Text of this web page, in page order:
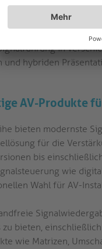
mit hoher
sowohl
wählbarem CEC-
in
hybriden
AV-Produkte
bieten modernste
für die
bis
wie
Wahl für AV-
bieten, einschließlich
wie Matrizen,